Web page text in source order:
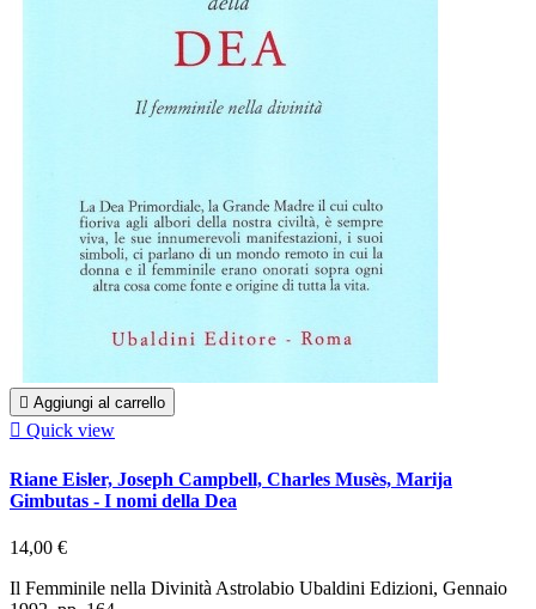
 Aggiungi al carrello
 Quick view
Riane Eisler, Joseph Campbell, Charles Musès, Marija
Gimbutas - I nomi della Dea
14,00 €
Il Femminile nella Divinità Astrolabio Ubaldini Edizioni, Gennaio